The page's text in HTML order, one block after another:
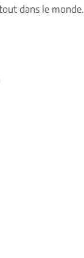
dans le monde.